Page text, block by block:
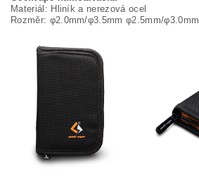
Materiál: Hliník a nerezová ocel
Rozměr: φ2.0mm/φ3.5mm φ2.5mm/φ3.0mm